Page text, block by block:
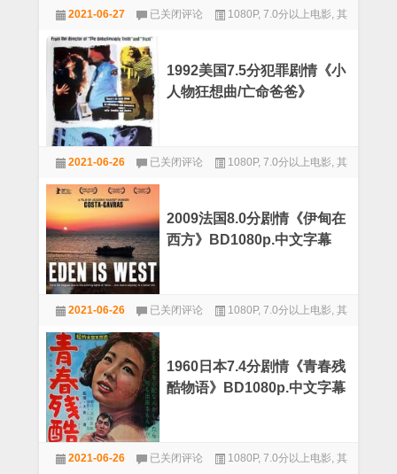
泽》
BD1080p.
中
英
双
字
2021-06-27
张
曼
玉
7.4
分
剧
情
《迷
离
劫》
BD1080p.
中
字
幕
已关闭评论 1080P, 7.0分以上电影 其
1992美国7.5分犯罪剧情《小
人物狂想曲/亡命爸爸》
2021-06-26
美
国
7.5
分
犯
罪
剧
情
《小
人
物
狂
想
曲/
亡
命
爸
爸》
BD1080p.
中
已关闭评论 1080P, 7.0分以上电影 其
2009法国8.0分剧情《伊甸在
西方》BD1080p.中文字幕
2021-06-26
法
国
8.0
分
剧
情
《伊
甸
在
西
方》
已关闭评论 1080P, 7.0分以上电影, 其
1960日本7.4分剧情《青春残
酷物语》BD1080p.中文字幕
2021-06-26
日
已关闭评论 1080P, 7.0分以上电影, 其